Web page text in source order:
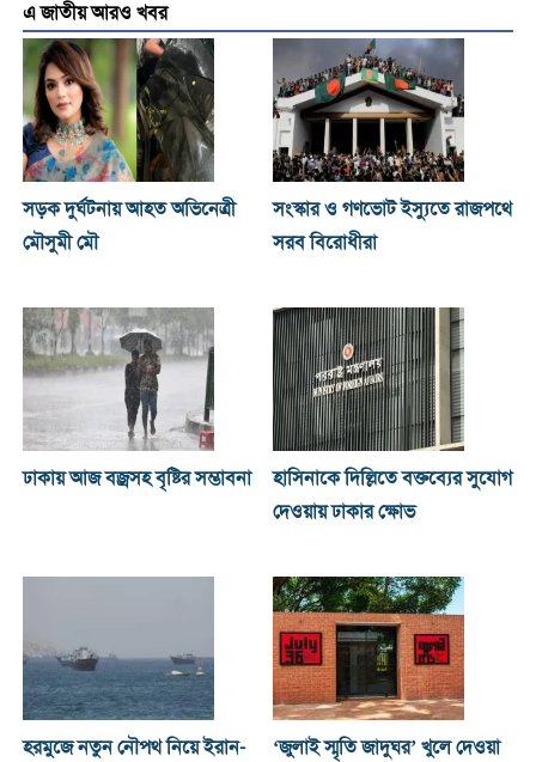
এ জাতীয় আরও খবর
সড়ক দুর্ঘটনায় আহত অভিনেত্রী
মৌসুমী মৌ
সংস্কার ও গণভোট ইস্যুতে রাজপথে
সরব বিরোধীরা
ঢাকায় আজ বজ্রসহ বৃষ্টির সম্ভাবনা
হাসিনাকে দিল্লিতে বক্তব্যের সুযোগ
দেওয়ায় ঢাকার ক্ষোভ
হরমুজে নতুন নৌপথ নিয়ে ইরান-
‘জুলাই স্মৃতি জাদুঘর’ খুলে দেওয়া